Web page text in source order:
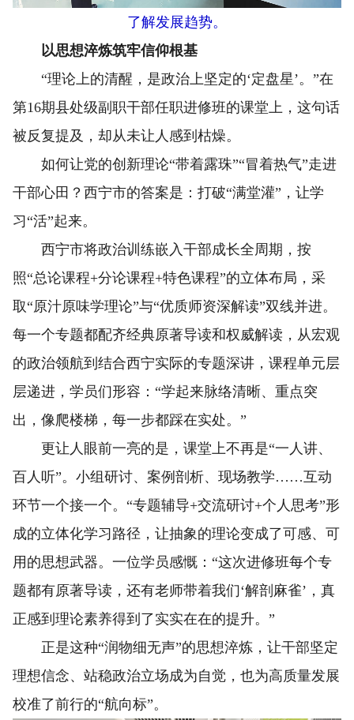
了解发展趋势。
以思想淬炼筑牢信仰根基
“理论上的清醒，是政治上坚定的‘定盘星’。”在
第16期县处级副职干部任职进修班的课堂上，这句话
被反复提及，却从未让人感到枯燥。
如何让党的创新理论“带着露珠”“冒着热气”走进
干部心田？西宁市的答案是：打破“满堂灌”，让学
习“活”起来。
西宁市将政治训练嵌入干部成长全周期，按
照“总论课程+分论课程+特色课程”的立体布局，采
取“原汁原味学理论”与“优质师资深解读”双线并进。
每一个专题都配齐经典原著导读和权威解读，从宏观
的政治领航到结合西宁实际的专题深讲，课程单元层
层递进，学员们形容：“学起来脉络清晰、重点突
出，像爬楼梯，每一步都踩在实处。”
更让人眼前一亮的是，课堂上不再是“一人讲、
百人听”。小组研讨、案例剖析、现场教学……互动
环节一个接一个。“专题辅导+交流研讨+个人思考”形
成的立体化学习路径，让抽象的理论变成了可感、可
用的思想武器。一位学员感慨：“这次进修班每个专
题都有原著导读，还有老师带着我们‘解剖麻雀’，真
正感到理论素养得到了实实在在的提升。”
正是这种“润物细无声”的思想淬炼，让干部坚定
理想信念、站稳政治立场成为自觉，也为高质量发展
校准了前行的“航向标”。